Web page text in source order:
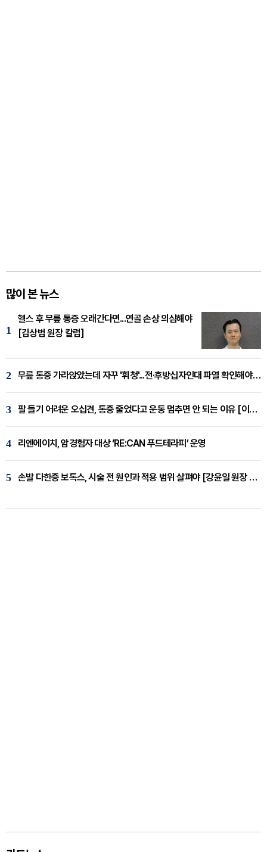
많이 본 뉴스
1
헬스 후 무릎 통증 오래간다면...연골 손상 의심해야
[김상범 원장 칼럼]
2 무릎 통증 가라앉았는데 자꾸 '휘청'...전·후방십자인대 파열 확인해야 [곽우경 원장 칼럼]
3 팔 들기 어려운 오십견, 통증 줄었다고 운동 멈추면 안 되는 이유 [이병욱 원장 칼럼]
4 리엔에이치, 암경험자 대상 ‘RE:CAN 푸드테라피’ 운영
5 손발 다한증 보톡스, 시술 전 원인과 적용 범위 살펴야 [강윤일 원장 칼럼]